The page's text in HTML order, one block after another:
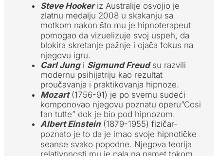
Steve Hookeriz Australije osvojio je
zlatnu medalju 2008 u skakanju sa
motkom nakon što mu je hipnoterapeut
pomogao da vizuelizuje svoj uspeh, da
blokira skretanje pažnje i ojača fokus na
njegovu igru.
Carl Jungi Sigmund Freudsu razvili
modernu psihijatriju kao rezultat
proučavanja i praktikovanja hipnoze.
Mozart(1756-91) je po svemu sudeći
komponovao njegovu poznatu operu”Cosi
fan tutte” dok je bio pod hipnozom.
Albert Einstein (1879-1955) fizičar-
poznato je to da je imao svoje hipnotičke
seanse svako popodne. Njegova teorija
relativnnosti mu je pala na pamet tokom